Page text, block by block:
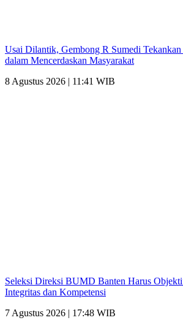
Usai Dilantik, Gembong R Sumedi
dalam Mencerdaskan Masyarakat
8 Agustus 2026 | 11:41 WIB
Seleksi Direksi BUMD Banten Harus
Integritas dan Kompetensi
7 Agustus 2026 | 17:48 WIB